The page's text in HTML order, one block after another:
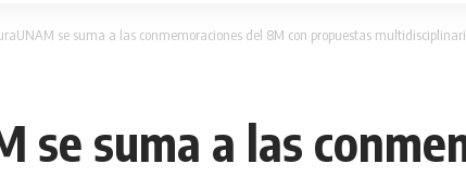
se suma a las conmemoraciones del 8M con propuestas
se suma a las